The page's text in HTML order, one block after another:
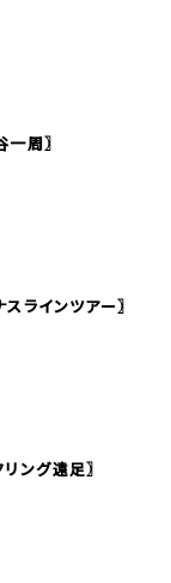
一周〗
スラインツアー〗
リング遠足〗